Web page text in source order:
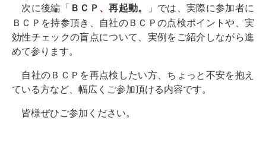
次に後編「 ＢＣＰ 、再起動。
」では、実際に参加者に
ＢＣＰを持参頂き、自社のＢＣＰの点検ポイントや、実
効性チェックの盲点について、実例をご紹介しながら進
めて参ります。
自社のＢＣＰを再点検したい方、ちょっと不安を抱え
ている方など、幅広くご参加頂ける内容です。
皆様ぜひご参加ください。